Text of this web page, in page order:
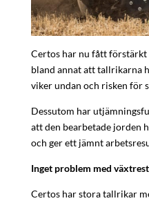
Certos har nu fått
bland annat att tallrikarna
viker undan och risken för
Dessutom har
att den bearbetade jorden
och ger ett jämnt
Inget problem med
Certos har stora tallrikar